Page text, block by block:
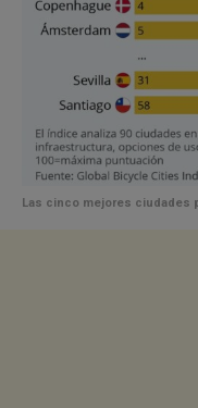
Las cinco mejores ciudades